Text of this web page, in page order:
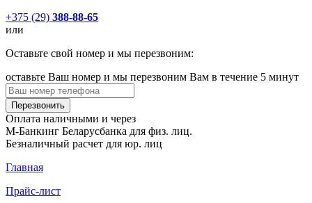
+375 (29) 388-88-65
или
Оставьте свой номер и мы перезвоним:
оставьте Ваш номер и мы перезвоним Вам в течение 5 минут
Оплата наличными и через
М-Банкинг Беларусбанка для физ. лиц.
Безналичный расчет для юр. лиц
Главная
Прайс-лист